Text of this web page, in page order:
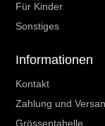
Für Kinder
Sonstiges
Informationen
Kontakt
Zahlung und
Grössentabelle